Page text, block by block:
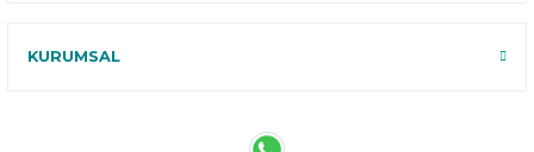
KURUMSAL